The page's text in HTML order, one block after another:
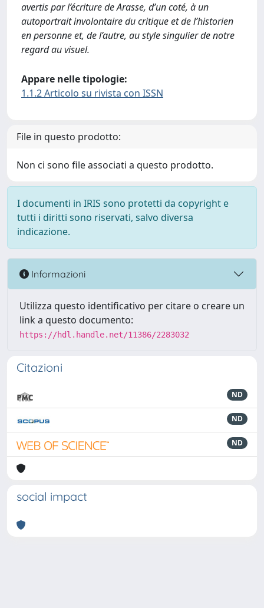
avertis par l’écriture de Arasse, d’un coté, à un
autoportrait involontaire du critique et de l’historien
en personne et, de l’autre, au style singulier de notre
regard au visuel.
Appare nelle tipologie:
1.1.2 Articolo su rivista con ISSN
File in questo prodotto:
Non ci sono file associati a questo prodotto.
I documenti in IRIS sono protetti da copyright e
tutti i diritti sono riservati, salvo diversa
indicazione.
Informazioni
Utilizza questo identificativo per citare o creare un
link a questo documento:
https://hdl.handle.net/11386/2283032
Citazioni
ND
ND
ND
social impact